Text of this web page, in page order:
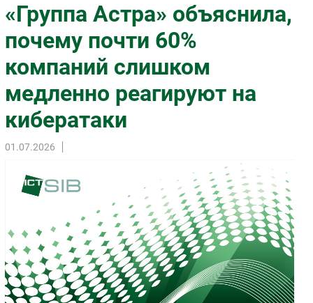
Импорто­замещение
Автоматизация Промышленности
Интернет
Фиксированная связь
Интеграция
Рынок ПК
Торговые сети
Оборудование
Outsourcing
Кадры
Регулирование
Финансы
«Группа Астра» объяснила,
почему почти 60%
компаний слишком
медленно реагируют на
кибератаки
01.07.2026